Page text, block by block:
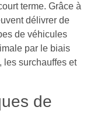
terme. Grâce à
délivrer de
de véhicules
par le biais
les surchauffes et
de